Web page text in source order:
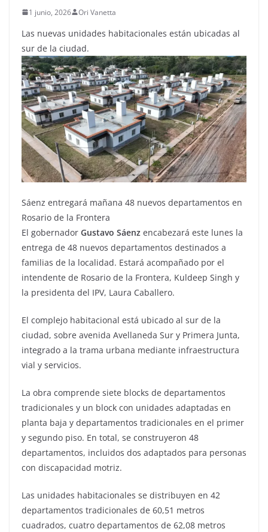
1 junio, 2026 Ori Vanetta
Las nuevas unidades habitacionales están ubicadas al
sur de la ciudad.
Sáenz entregará mañana 48 nuevos departamentos en
Rosario de la Frontera
El gobernador Gustavo Sáenz encabezará este lunes la
entrega de 48 nuevos departamentos destinados a
familias de la localidad. Estará acompañado por el
intendente de Rosario de la Frontera, Kuldeep Singh y
la presidenta del IPV, Laura Caballero.
El complejo habitacional está ubicado al sur de la
ciudad, sobre avenida Avellaneda Sur y Primera Junta,
integrado a la trama urbana mediante infraestructura
vial y servicios.
La obra comprende siete blocks de departamentos
tradicionales y un block con unidades adaptadas en
planta baja y departamentos tradicionales en el primer
y segundo piso. En total, se construyeron 48
departamentos, incluidos dos adaptados para personas
con discapacidad motriz.
Las unidades habitacionales se distribuyen en 42
departamentos tradicionales de 60,51 metros
cuadrados, cuatro departamentos de 62,08 metros